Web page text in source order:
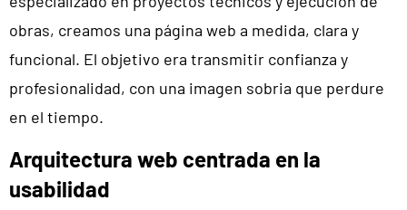
obras, creamos una página web a medida, clara y
funcional. El objetivo era transmitir confianza y
profesionalidad, con una imagen sobria que perdure
en el tiempo.
Arquitectura web centrada en la
usabilidad